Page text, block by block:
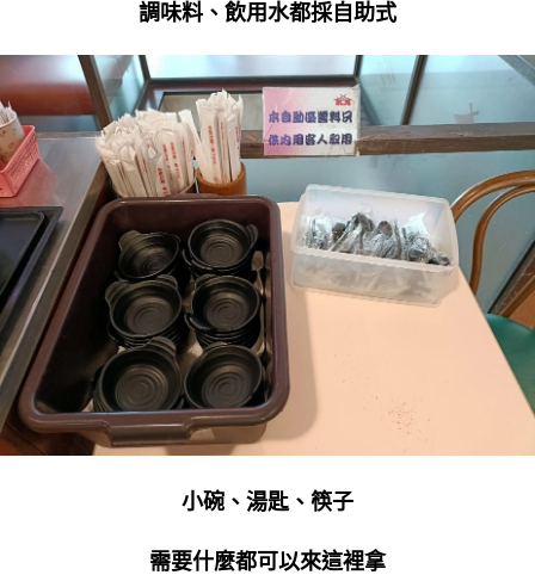
調味料、飲用水都採自助式
小碗、湯匙、筷子
需要什麼都可以來這裡拿